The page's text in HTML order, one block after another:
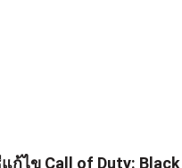
ก้ไข Call of Duty: Black